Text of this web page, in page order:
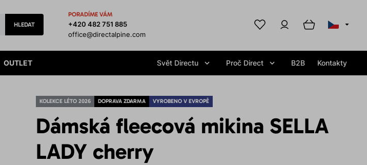
HLEDAT
PORADÍME VÁM
+420 482 751 885
office@directalpine.com
OUTLET Svět Directu Proč Direct B2B Kontakty
KOLEKCE LÉTO 2026 DOPRAVA ZDARMA VYROBENO V EVROPĚ
Dámská fleecová mikina SELLA
LADY cherry